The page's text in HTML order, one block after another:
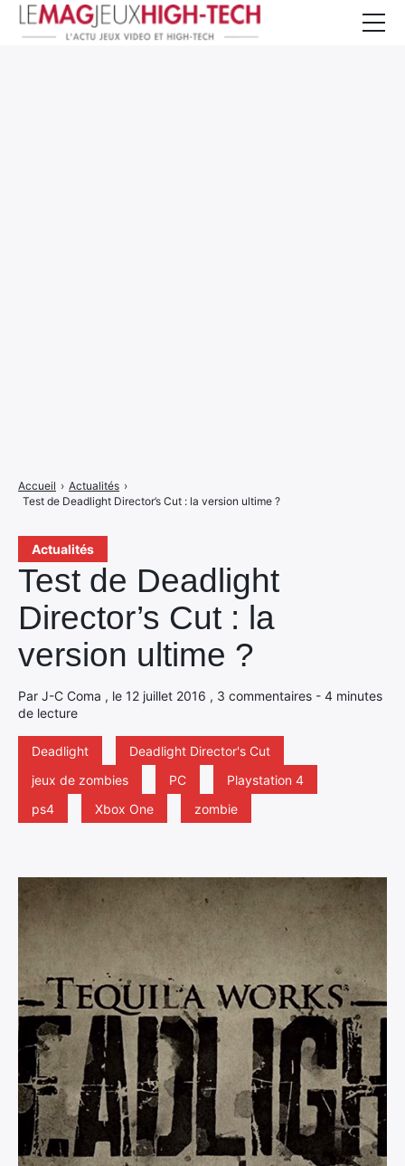
Actualités
Test de Deadlight
Director’s Cut : la
version ultime ?
Par J-C Coma , le 12 juillet 2016 , 3 commentaires - 4 minutes
de lecture
Deadlight
Deadlight Director's Cut
jeux de zombies
PC
Playstation 4
ps4
Xbox One zombie
Accueil › Actualités ›
Test de Deadlight Director’s Cut : la version ultime ?